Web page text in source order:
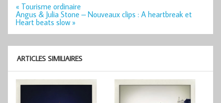
Navigation
de
l’article
« Tourisme ordinaire
Angus & Julia Stone – Nouveaux clips : A heartbreak et
Heart beats slow »
ARTICLES SIMILIAIRES